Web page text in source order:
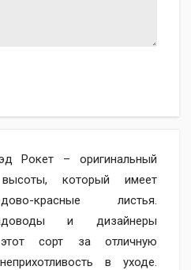
Рокет – оригинальный
который имеет
красные листья.
и дизайнеры
сорт за отличную
в уходе.